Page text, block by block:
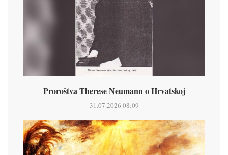
Proroštva Therese Neumann o Hrvatskoj
31.07.2026 08:09